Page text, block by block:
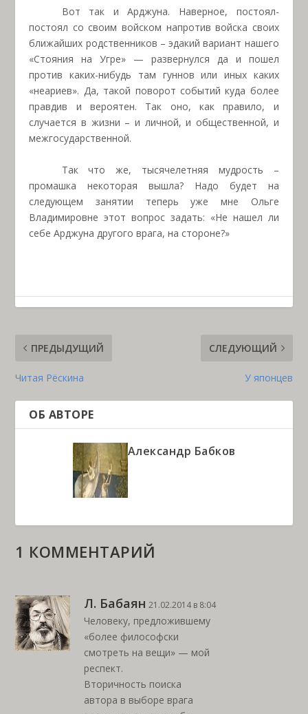
Вот так и Арджуна. Наверное, постоял-
постоял со своим войском напротив войска своих
ближайших родственников – эдакий вариант нашего
«Стояния на Угре» — развернулся да и пошел
против каких-нибудь там гуннов или иных каких
«неариев». Да, такой поворот событий куда более
правдив и вероятен. Так оно, как правило, и
случается в жизни – и личной, и общественной, и
межгосударственной.
Так что же, тысячелетняя мудрость –
промашка некоторая вышла? Надо будет на
следующем занятии теперь уже мне Ольге
Владимировне этот вопрос задать: «Не нашел ли
себе Арджуна другого врага, на стороне?»
ПРЕДЫДУЩИЙ
Читая Рёскина
СЛЕДУЮЩИЙ
У японцев
ОБ АВТОРЕ
Александр Бабков
1 КОММЕНТАРИЙ
Л. Бабаян 21.02.2014 в 8:04
Человеку, предложившему
«более философски
смотреть на вещи» — мой
респект.
Вторичность поиска
автора в выборе врага